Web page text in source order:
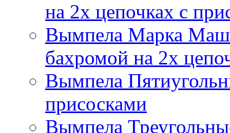
на 2х цепочках с
Вымпела Марка
бахромой на 2х
Вымпела
присосками
Вымпела